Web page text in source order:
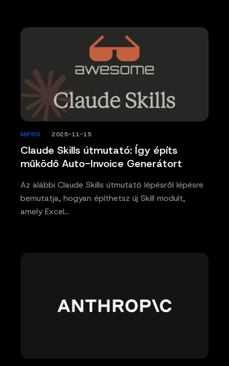
Claude Skills útmutató: Így építs
működő Auto-Invoice Generátort
MIPRO 2025-11-15
Az alábbi Claude Skills útmutató lépésről lépésre
bemutatja, hogyan építhetsz új Skill modult,
amely Excel…